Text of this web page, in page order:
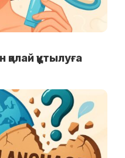
құтылуға